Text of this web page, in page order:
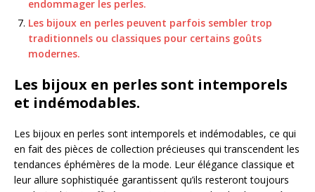
endommager les perles.
Les bijoux en perles peuvent parfois sembler trop
traditionnels ou classiques pour certains goûts
modernes.
Les bijoux en perles sont intemporels
et indémodables.
Les bijoux en perles sont intemporels et indémodables, ce qui
en fait des pièces de collection précieuses qui transcendent les
tendances éphémères de la mode. Leur élégance classique et
leur allure sophistiquée garantissent qu’ils resteront toujours